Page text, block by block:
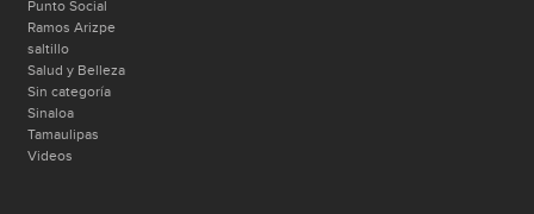
Punto Social
Ramos Arizpe
saltillo
Salud y Belleza
Sin categoría
Sinaloa
Tamaulipas
Videos